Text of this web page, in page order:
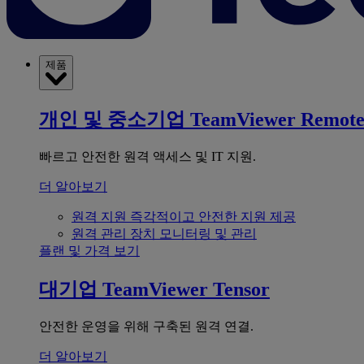
제품
개인 및 중소기업 TeamViewer Remote
빠르고 안전한 원격 액세스 및 IT 지원.
더 알아보기
원격 지원 즉각적이고 안전한 지원 제공
원격 관리 장치 모니터링 및 관리
플랜 및 가격 보기
대기업 TeamViewer Tensor
안전한 운영을 위해 구축된 원격 연결.
더 알아보기